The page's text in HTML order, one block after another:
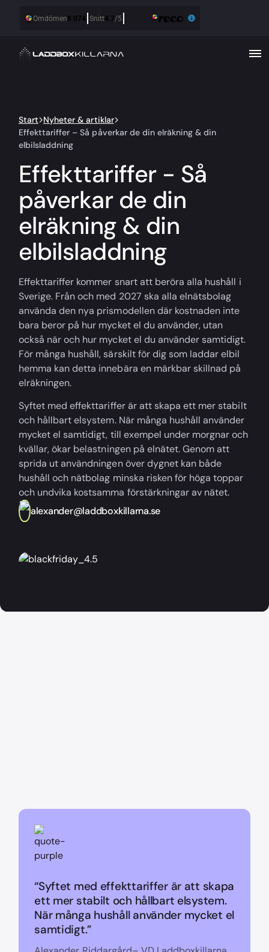
Start Nyheter & artiklar
Effekttariffer – Så påverkar de din elräkning & din
elbilsladdning
Effekttariffer - Så
påverkar de din
elräkning & din
elbilsladdning
Effekttariffer kommer snart att beröra alla hushåll i
Sverige. Från och med 2027 ska alla elnätsbolag
använda den nya prismodellen där kostnaden inte
bara beror på hur mycket el du använder, utan
också när och hur mycket el du använder samtidigt.
För många hushåll, särskilt för dig som laddar elbil
hemma kan detta innebära en märkbar skillnad på
elräkningen.
Syftet med effekttariffer är att skapa ett mer stabilt
och hållbart elsystem. När många hushåll använder
mycket el samtidigt, till exempel under morgnar och
kvällar, ökar belastningen på elnätet. Genom att
sprida ut användningen över dygnet kan både
hushåll och nätbolag minska risken för höga toppar
och undvika kostsamma förstärkningar av nätet.
alexander@laddboxkillarna.se
“Syftet med effekttariffer är att skapa
ett mer stabilt och hållbart elsystem.
När många hushåll använder mycket el
samtidigt.”